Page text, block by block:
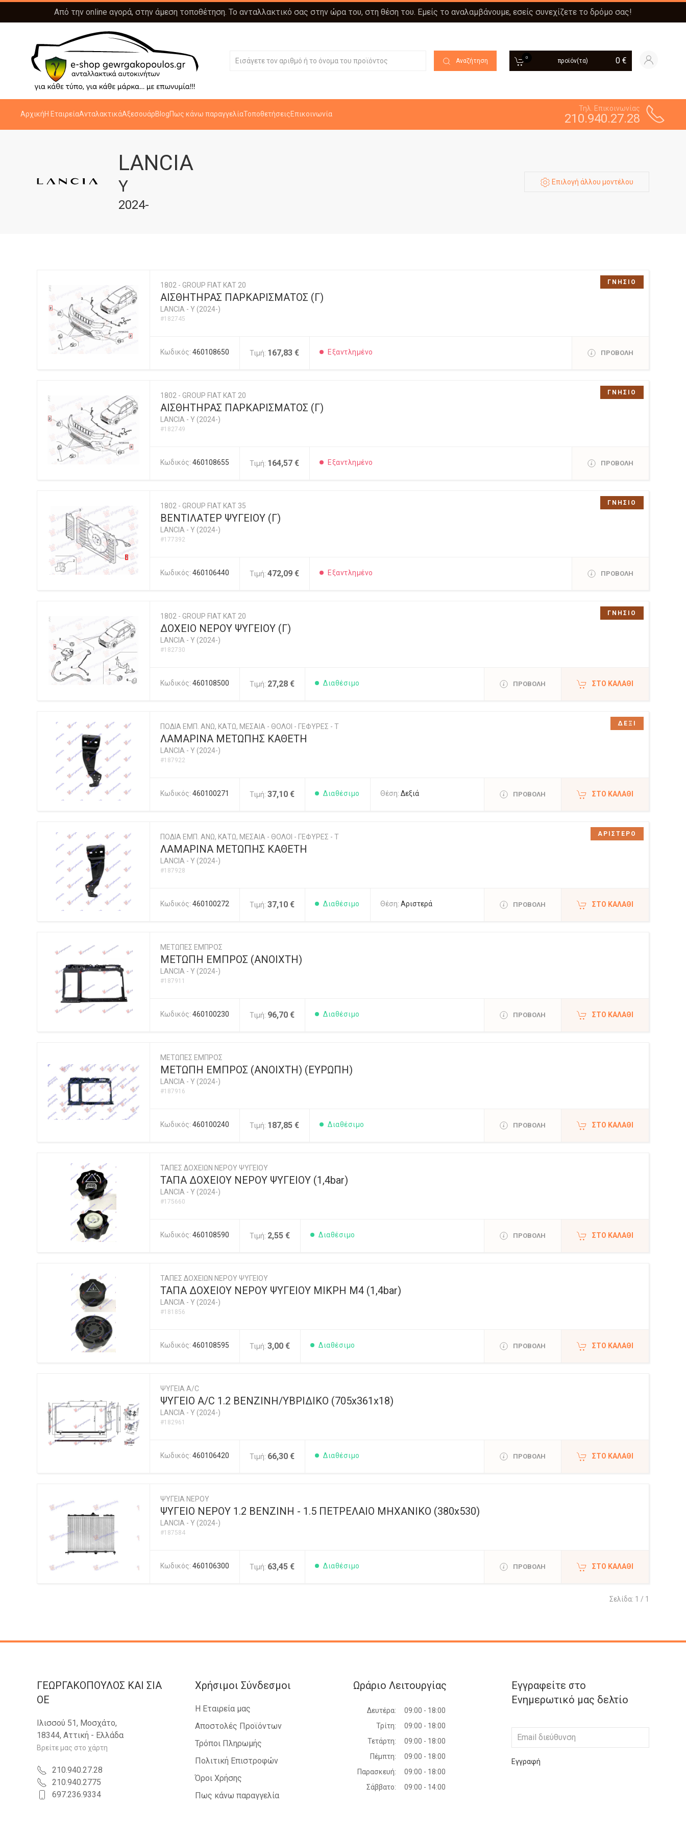
Από την online αγορά, στην άμεση τοποθέτηση. Το ανταλλακτικό σας στην ώρα του, στη θέση του. Εμείς το αναλαμβάνουμε, εσείς συνεχίζετε το δρόμο σας!
Αναζήτηση 0 προϊόν(τα) 0 €
ΑρχικήΗ ΕταιρείαΑνταλακτικάΑξεσουάρBlogΠως κάνω παραγγελίαΤοποθετήσειςΕπικοινωνία
Τηλ. Επικοινωνίας
210.940.27.28
LANCIA
Y
2024-
Επιλογή άλλου μοντέλου
1802 - GROUP FIAT KAT 20
ΑΙΣΘΗΤΗΡΑΣ ΠΑΡΚΑΡΙΣΜΑΤΟΣ (Γ)
LANCIA - Y (2024-)
#182745
Κωδικός: 460108650 Τιμή: 167,83 € Εξαντλημένο ΠΡΟΒΟΛΗ
ΓΝΗΣΙΟ
1802 - GROUP FIAT KAT 20
ΑΙΣΘΗΤΗΡΑΣ ΠΑΡΚΑΡΙΣΜΑΤΟΣ (Γ)
LANCIA - Y (2024-)
#182749
Κωδικός: 460108655 Τιμή: 164,57 € Εξαντλημένο ΠΡΟΒΟΛΗ
ΓΝΗΣΙΟ
1802 - GROUP FIAT KAT 35
ΒΕΝΤΙΛΑΤΕΡ ΨΥΓΕΙΟΥ (Γ)
LANCIA - Y (2024-)
#177392
Κωδικός: 460106440 Τιμή: 472,09 € Εξαντλημένο ΠΡΟΒΟΛΗ
ΓΝΗΣΙΟ
1802 - GROUP FIAT KAT 20
ΔΟΧΕΙΟ ΝΕΡΟΥ ΨΥΓΕΙΟΥ (Γ)
LANCIA - Y (2024-)
#182730
Κωδικός: 460108500 Τιμή: 27,28 € Διαθέσιμο ΠΡΟΒΟΛΗ ΣΤΟ ΚΑΛΆΘΙ
ΓΝΗΣΙΟ
ΠΟΔΙΑ ΕΜΠ. ΑΝΩ, ΚΑΤΩ, ΜΕΣΑΙΑ - ΘΟΛΟΙ - ΓΕΦΥΡΕΣ - Τ
ΛΑΜΑΡΙΝΑ ΜΕΤΩΠΗΣ ΚΑΘΕΤΗ
LANCIA - Y (2024-)
#187922
Κωδικός: 460100271 Τιμή: 37,10 € Διαθέσιμο Θέση: Δεξιά ΠΡΟΒΟΛΗ ΣΤΟ ΚΑΛΆΘΙ
ΔΕΞΙ
ΠΟΔΙΑ ΕΜΠ. ΑΝΩ, ΚΑΤΩ, ΜΕΣΑΙΑ - ΘΟΛΟΙ - ΓΕΦΥΡΕΣ - Τ
ΛΑΜΑΡΙΝΑ ΜΕΤΩΠΗΣ ΚΑΘΕΤΗ
LANCIA - Y (2024-)
#187928
Κωδικός: 460100272 Τιμή: 37,10 € Διαθέσιμο Θέση: Αριστερά ΠΡΟΒΟΛΗ ΣΤΟ ΚΑΛΆΘΙ
ΑΡΙΣΤΕΡΟ
ΜΕΤΩΠΕΣ ΕΜΠΡΟΣ
ΜΕΤΩΠΗ ΕΜΠΡΟΣ (ΑΝΟΙΧΤΗ)
LANCIA - Y (2024-)
#187911
Κωδικός: 460100230 Τιμή: 96,70 € Διαθέσιμο ΠΡΟΒΟΛΗ ΣΤΟ ΚΑΛΆΘΙ
ΜΕΤΩΠΕΣ ΕΜΠΡΟΣ
ΜΕΤΩΠΗ ΕΜΠΡΟΣ (ΑΝΟΙΧΤΗ) (ΕΥΡΩΠΗ)
LANCIA - Y (2024-)
#187916
Κωδικός: 460100240 Τιμή: 187,85 € Διαθέσιμο ΠΡΟΒΟΛΗ ΣΤΟ ΚΑΛΆΘΙ
ΤΑΠΕΣ ΔΟΧΕΙΩΝ ΝΕΡΟΥ ΨΥΓΕΙΟΥ
ΤΑΠΑ ΔΟΧΕΙΟΥ ΝΕΡΟΥ ΨΥΓΕΙΟΥ (1,4bar)
LANCIA - Y (2024-)
#175660
Κωδικός: 460108590 Τιμή: 2,55 € Διαθέσιμο ΠΡΟΒΟΛΗ ΣΤΟ ΚΑΛΆΘΙ
ΤΑΠΕΣ ΔΟΧΕΙΩΝ ΝΕΡΟΥ ΨΥΓΕΙΟΥ
ΤΑΠΑ ΔΟΧΕΙΟΥ ΝΕΡΟΥ ΨΥΓΕΙΟΥ ΜΙΚΡΗ Μ4 (1,4bar)
LANCIA - Y (2024-)
#181856
Κωδικός: 460108595 Τιμή: 3,00 € Διαθέσιμο ΠΡΟΒΟΛΗ ΣΤΟ ΚΑΛΆΘΙ
ΨΥΓΕΙΑ A/C
ΨΥΓΕΙΟ A/C 1.2 ΒΕΝΖΙΝΗ/ΥΒΡΙΔΙΚΟ (705x361x18)
LANCIA - Y (2024-)
#182961
Κωδικός: 460106420 Τιμή: 66,30 € Διαθέσιμο ΠΡΟΒΟΛΗ ΣΤΟ ΚΑΛΆΘΙ
ΨΥΓΕΙΑ ΝΕΡΟΥ
ΨΥΓΕΙΟ ΝΕΡΟΥ 1.2 ΒΕΝΖΙΝΗ - 1.5 ΠΕΤΡΕΛΑΙΟ ΜΗΧΑΝΙΚΟ (380x530)
LANCIA - Y (2024-)
#187584
Κωδικός: 460106300 Τιμή: 63,45 € Διαθέσιμο ΠΡΟΒΟΛΗ ΣΤΟ ΚΑΛΆΘΙ
Σελίδα: 1 / 1
ΓΕΩΡΓΑΚΟΠΟΥΛΟΣ KAI ΣΙΑ
OE
Ιλισσού 51, Μοσχάτο,
18344, Αττική - Ελλάδα
Βρείτε μας στο χάρτη
210.940.27.28
210.940.2775
697.236.9334
Χρήσιμοι Σύνδεσμοι
Η Εταιρεία μας
Αποστολές Προϊόντων
Τρόποι Πληρωμής
Πολιτική Επιστροφών
Όροι Χρήσης
Πως κάνω παραγγελία
Ωράριο Λειτουργίας
Δευτέρα:
09:00 - 18:00
Τρίτη:
09:00 - 18:00
Τετάρτη:
09:00 - 18:00
Πέμπτη:
09:00 - 18:00
Παρασκευή:
09:00 - 18:00
Σάββατο:
09:00 - 14:00
Εγγραφείτε στο
Ενημερωτικό μας δελτίο
Εγγραφή